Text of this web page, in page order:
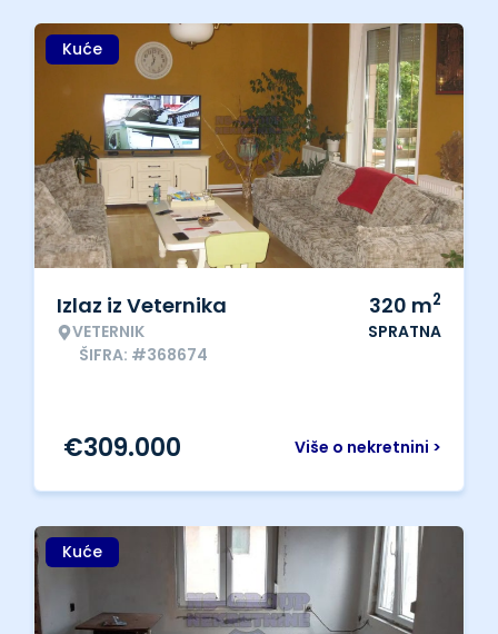
Kuće
Izlaz iz Veternika
VETERNIK
ŠIFRA: #368674
320 m2
SPRATNA
Više o nekretnini >
€309.000
Kuće